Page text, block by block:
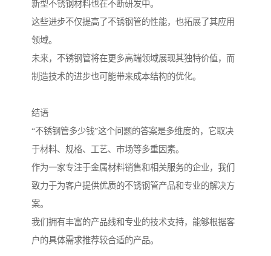
新型不锈钢材料也在不断研发中。
这些进步不仅提高了不锈钢管的性能，也拓展了其应用
领域。
未来，不锈钢管将在更多高端领域展现其独特价值，而
制造技术的进步也可能带来成本结构的优化。
结语
“不锈钢管多少钱”这个问题的答案是多维度的，它取决
于材料、规格、工艺、市场等多重因素。
作为一家专注于金属材料销售和相关服务的企业，我们
致力于为客户提供优质的不锈钢管产品和专业的解决方
案。
我们拥有丰富的产品线和专业的技术支持，能够根据客
户的具体需求推荐较合适的产品。